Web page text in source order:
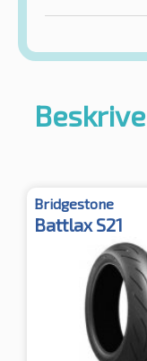
Bridgestone
Battlax S21